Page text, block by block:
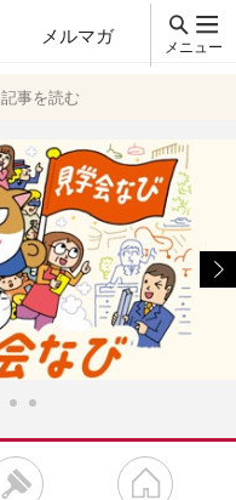
メルマガ
メニュー
記事を読む